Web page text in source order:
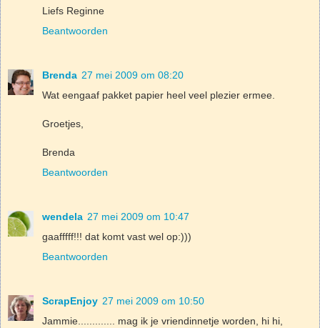
Liefs Reginne
Beantwoorden
Brenda 27 mei 2009 om 08:20
Wat eengaaf pakket papier heel veel plezier ermee.
Groetjes,
Brenda
Beantwoorden
wendela 27 mei 2009 om 10:47
gaafffff!!! dat komt vast wel op:)))
Beantwoorden
ScrapEnjoy 27 mei 2009 om 10:50
Jammie............. mag ik je vriendinnetje worden, hi hi,